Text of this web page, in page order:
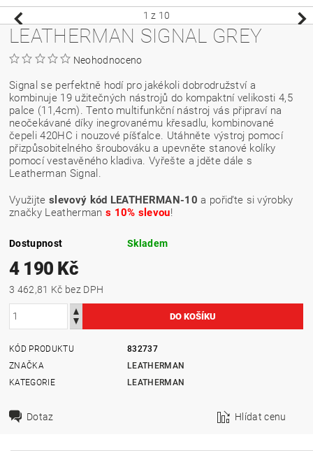
1 z 10
LEATHERMAN SIGNAL GREY
Neohodnoceno
Signal se perfektně hodí pro jakékoli dobrodružství a
kombinuje 19 užitečných nástrojů do kompaktní velikosti 4,5
palce (11,4cm). Tento multifunkční nástroj vás připraví na
neočekávané díky inegrovanému křesadlu, kombinované
čepeli 420HC i nouzové píšťalce. Utáhněte výstroj pomocí
přizpůsobitelného šroubováku a upevněte stanové kolíky
pomocí vestavěného kladiva. Vyřešte a jděte dále s
Leatherman Signal.
Využijte slevový kód LEATHERMAN-10 a pořiďte si výrobky
značky Leatherman s 10% slevou!
Dostupnost Skladem
4 190 Kč
3 462,81 Kč bez DPH
KÓD PRODUKTU
832737
ZNAČKA
LEATHERMAN
KATEGORIE
LEATHERMAN
Dotaz Hlídat cenu